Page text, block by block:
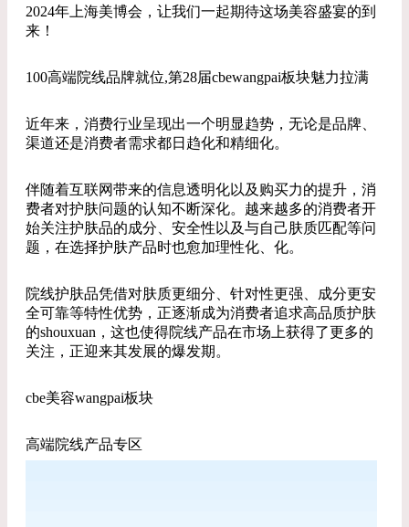
2024年上海美博会，让我们一起期待这场美容盛宴的到
来！
100高端院线品牌就位,第28届cbewangpai板块魅力拉满
近年来，消费行业呈现出一个明显趋势，无论是品牌、
渠道还是消费者需求都日趋化和精细化。
伴随着互联网带来的信息透明化以及购买力的提升，消
费者对护肤问题的认知不断深化。越来越多的消费者开
始关注护肤品的成分、安全性以及与自己肤质匹配等问
题，在选择护肤产品时也愈加理性化、化。
院线护肤品凭借对肤质更细分、针对性更强、成分更安
全可靠等特性优势，正逐渐成为消费者追求高品质护肤
的shouxuan，这也使得院线产品在市场上获得了更多的
关注，正迎来其发展的爆发期。
cbe美容wangpai板块
高端院线产品专区